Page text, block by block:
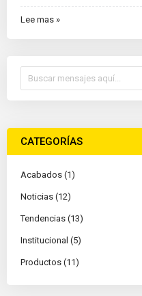
Lee mas »
CATEGORÍAS
Acabados (1)
Noticias (12)
Tendencias (13)
Institucional (5)
Productos (11)